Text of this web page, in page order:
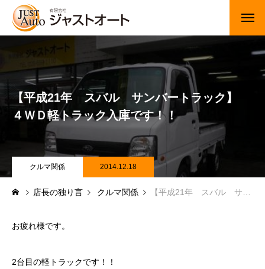
トップページ
新車
中古車・未使用車
JUジャナイト在庫情報
Gooネット在庫情報
カーセンサー在庫情報
車検・定期点検
【平成21年 スバル サンバートラック】
４ＷＤ軽トラック入庫です！！
クルマ関係 2014.12.18
店長の独り言 クルマ関係 【平成21年 スバル サンバートラック】 ４ＷＤ軽トラック入庫です！！
お疲れ様です。
2台目の軽トラックです！！